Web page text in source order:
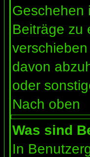
Geschehen
Beiträge zu
davon
oder
Nach oben
Was sind
In